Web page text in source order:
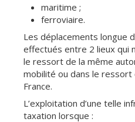
maritime ;
ferroviaire.
Les déplacements longue
effectués entre 2 lieux qui
le ressort de la même
mobilité ou dans le
France.
L’exploitation d’une telle
taxation lorsque :